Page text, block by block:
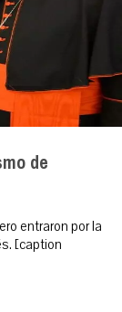
de
entraron por la
[caption